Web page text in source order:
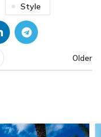
Style
Older